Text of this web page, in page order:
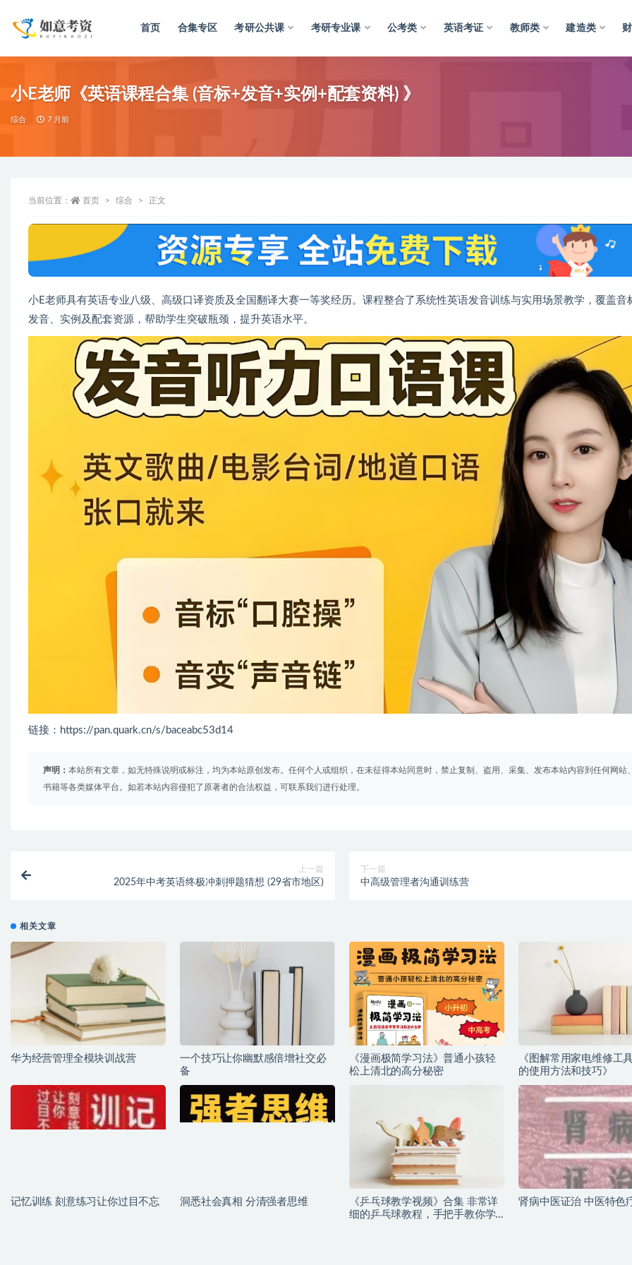
首页 合集专区 考研公共课 考研专业课 公考类 英语考证 教师类 建造类
小E老师《英语课程合集 (音标+发音+实例+配套资料) 》
综合 7 月前
当前位置： 首页 综合 正文
小E老师具有英语专业八级、高级口译资质及全国翻译大赛一等奖经历。课程整合了系统性英语发音训练与实用场景教学，覆盖音
发音、实例及配套资源，帮助学生突破瓶颈，提升英语水平。
链接：https://pan.quark.cn/s/baceabc53d14
声明： 本站所有文章，如无特殊说明或标注，均为本站原创发布。任何个人或组织，在未征得本站同意时，禁止复制、盗用、采集、发布本站内容到任何网站
书籍等各类媒体平台。如若本站内容侵犯了原著者的合法权益，可联系我们进行处理。
上一篇
2025年中考英语终极冲刺押题猜想 (29省市地区)
下一篇
中高级管理者沟通训练营
相关文章
华为经营管理全模块训战营
一个技巧让你幽默感倍增社交必
备
《漫画极简学习法》普通小孩轻
松上清北的高分秘密
《图解常用家电维修工
的使用方法和技巧》
记忆训练 刻意练习让你过目不忘 洞悉社会真相 分清强者思维
《乒乓球教学视频》合集 非常详
细的乒乓球教程，手把手教你学
肾病中医证治 中医特色